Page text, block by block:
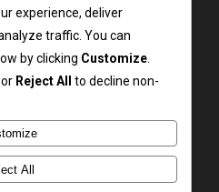
experience, deliver
traffic. You can
by clicking Customize
Reject All
to decline non-
All